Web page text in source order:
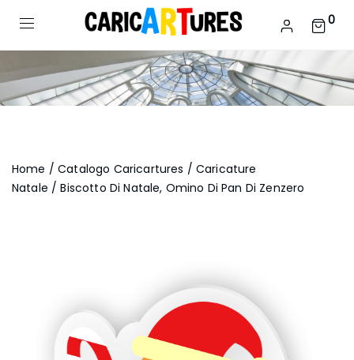
0
Home /Catalogo Caricartures / Caricature
Natale / Biscotto Di Natale, Omino Di Pan Di Zenzero